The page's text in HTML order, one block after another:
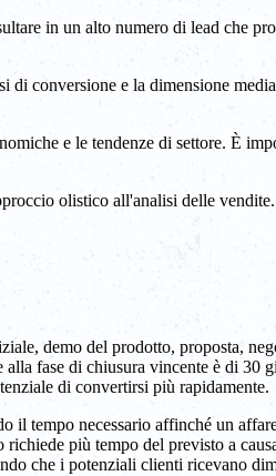
in un alto numero di lead che
di conversione e la dimensione
e le tendenze di settore. È
olistico all'analisi delle vendite.
demo del prodotto, proposta,
fase di chiusura vincente è di 30
di convertirsi più rapidamente.
tempo necessario affinché un
più tempo del previsto a
che i potenziali clienti ricevano